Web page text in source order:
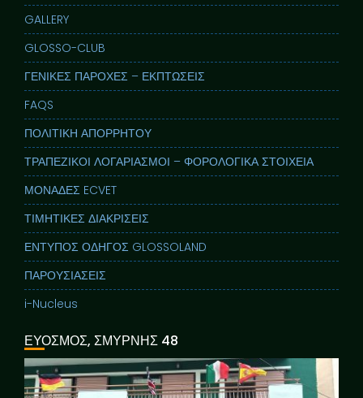
GALLERY
GLOSSO-CLUB
ΓΕΝΙΚΕΣ ΠΑΡΟΧΕΣ – ΕΚΠΤΩΣΕΙΣ
FAQS
ΠΟΛΙΤΙΚΗ ΑΠΟΡΡΗΤΟΥ
ΤΡΑΠΕΖΙΚΟΙ ΛΟΓΑΡΙΑΣΜΟΙ – ΦΟΡΟΛΟΓΙΚΑ ΣΤΟΙΧΕΙΑ
ΜΟΝΑΔΕΣ ECVET
ΤΙΜΗΤΙΚΕΣ ΔΙΑΚΡΙΣΕΙΣ
ΕΝΤΥΠΟΣ ΟΔΗΓΟΣ GLOSSOLAND
ΠΑΡΟΥΣΙΑΣΕΙΣ
i-Nucleus
ΕΥΟΣΜΟΣ, ΣΜΥΡΝΗΣ 48